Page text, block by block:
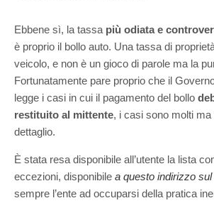
Ebbene sì, la tassa più odiata e
è proprio il bollo auto. Una tassa di
veicolo, e non è un gioco di parole ma la
Fortunatamente pare proprio che il
legge i casi in cui il pagamento del bollo
restituito al mittente, i casi sono molti
dettaglio.
È stata resa disponibile all’utente la lista
eccezioni, disponibile a questo indirizzo sul
sempre l’ente ad occuparsi della pratica